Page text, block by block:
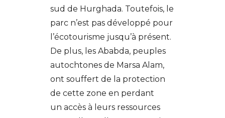
sud de Hurghada. Toutefois, le
parc n’est pas développé pour
l’écotourisme jusqu’à présent.
De plus, les Ababda, peuples
autochtones de Marsa Alam,
ont souffert de la protection
de cette zone en perdant
un accès à leurs ressources